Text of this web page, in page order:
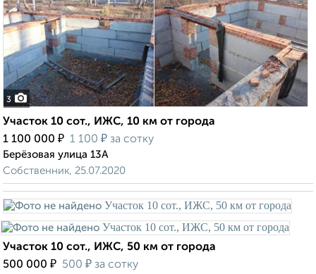
3
Участок 10 сот., ИЖС, 10 км от города
1 100 000 ₽ 1 100 ₽ за сотку
Берёзовая улица 13А
Собственник, 25.07.2020
Участок 10 сот., ИЖС, 50 км от города
500 000 ₽ 500 ₽ за сотку